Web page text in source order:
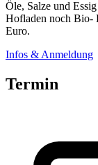
Öle, Salze und
Hofladen noch Bio-
Euro.
Infos & Anmeldung
Termin